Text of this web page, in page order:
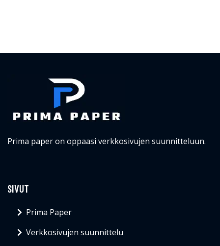
Prima paper on oppaasi verkkosivujen suunnitteluun.
SIVUT
Prima Paper
Verkkosivujen suunnittelu